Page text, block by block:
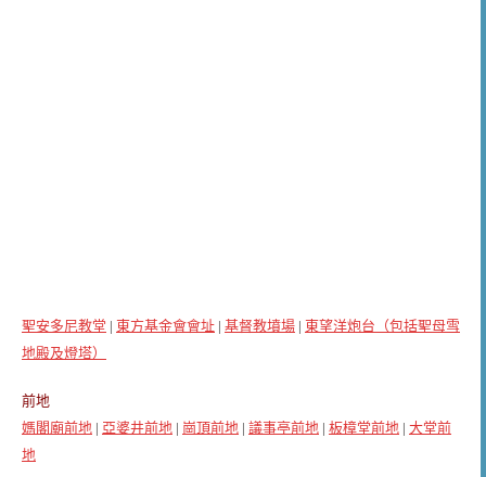
聖安多尼教堂 | 東方基金會會址 | 基督教墳場 | 東望洋炮台（包括聖母雪
地殿及燈塔）
前地
媽閣廟前地 | 亞婆井前地 | 崗頂前地 | 議事亭前地 | 板樟堂前地 | 大堂前
地